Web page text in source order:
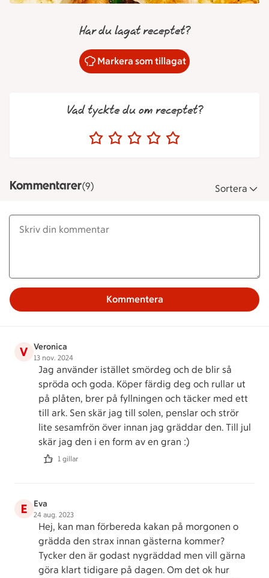
Har du lagat receptet?
Markera som tillagat
Vad tyckte du om receptet?
Kommentarer(9) Sortera
Kommentera
V Veronica
13 nov. 2024
Jag använder istället smördeg och de blir så
spröda och goda. Köper färdig deg och rullar ut
på plåten, brer på fyllningen och täcker med ett
till ark. Sen skär jag till solen, penslar och strör
lite sesamfrön över innan jag gräddar den. Till jul
skär jag den i en form av en gran :)
1 gillar
E Eva
24 aug. 2023
Hej, kan man förbereda kakan på morgonen o
grädda den strax innan gästerna kommer?
Tycker den är godast nygräddad men vill gärna
göra klart tidigare på dagen. Om det ok hur